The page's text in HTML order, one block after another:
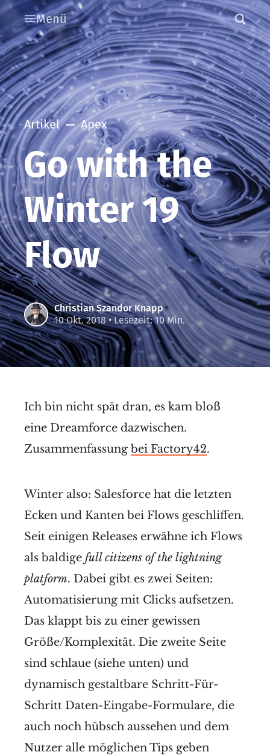
Menü
Artikel Apex
Go with the
Winter 19
Flow
Christian Szandor Knapp
10 Okt. 2018• Lesezeit: 10 Min.
Ich bin nicht spät dran, es kam bloß
eine Dreamforce dazwischen.
Zusammenfassung bei Factory42.
Winter also: Salesforce hat die letzten
Ecken und Kanten bei Flows geschliffen.
Seit einigen Releases erwähne ich Flows
als baldige full citizens of the lightning
platform. Dabei gibt es zwei Seiten:
Automatisierung mit Clicks aufsetzen.
Das klappt bis zu einer gewissen
Größe/Komplexität. Die zweite Seite
sind schlaue (siehe unten) und
dynamisch gestaltbare Schritt-Für-
Schritt Daten-Eingabe-Formulare, die
auch noch hübsch aussehen und dem
Nutzer alle möglichen Tips geben